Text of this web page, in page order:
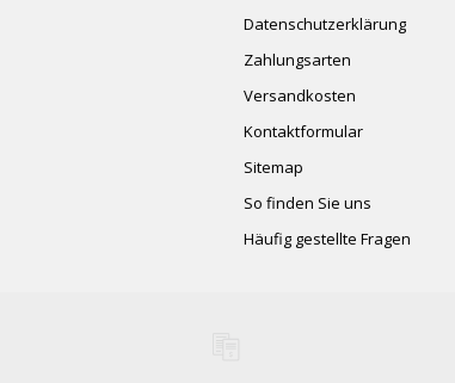
Datenschutzerklärung
Zahlungsarten
Versandkosten
Kontaktformular
Sitemap
So finden Sie uns
Häufig gestellte Fragen